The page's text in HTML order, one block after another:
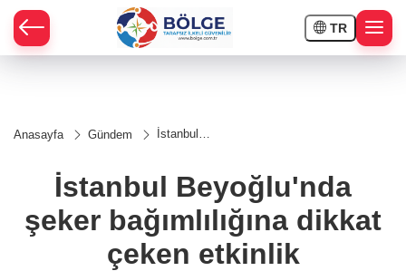
TR
Anasayfa Gündem
İstanbul
bağımlılığına
dikkat çeken
İstanbul Beyoğlu'nda
şeker bağımlılığına dikkat
çeken etkinlik